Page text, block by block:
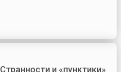
Странности и «пунктики»